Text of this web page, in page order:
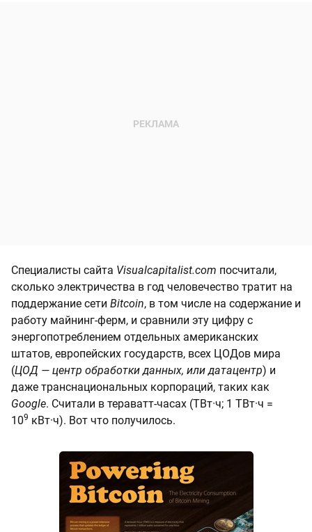
Специалисты сайта Visualcapitalist.com посчитали,
сколько электричества в год человечество тратит на
поддержание сети Bitcoin, в том числе на содержание и
работу майнинг-ферм, и сравнили эту цифру с
энергопотреблением отдельных американских
штатов, европейских государств, всех ЦОДов мира
(ЦОД — центр обработки данных, или датацентр) и
даже транснациональных корпораций, таких как
Google. Считали в тераватт-часах (ТВт·ч; 1 ТВт·ч =
109 кВт·ч). Вот что получилось.